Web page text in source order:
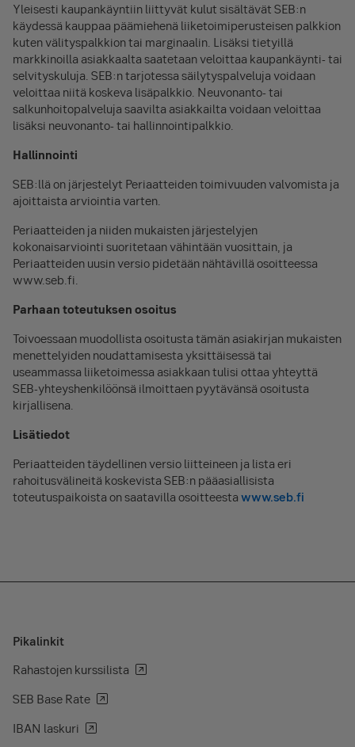
Yleisesti kaupankäyntiin liittyvät kulut sisältävät SEB:n
käydessä kauppaa päämiehenä liiketoimiperusteisen palkkion
kuten välityspalkkion tai marginaalin. Lisäksi tietyillä
markkinoilla asiakkaalta saatetaan veloittaa kaupankäynti- tai
selvityskuluja. SEB:n tarjotessa säilytyspalveluja voidaan
veloittaa niitä koskeva lisäpalkkio. Neuvonanto- tai
salkunhoitopalveluja saavilta asiakkailta voidaan veloittaa
lisäksi neuvonanto- tai hallinnointipalkkio.
Hallinnointi
SEB:llä on järjestelyt Periaatteiden toimivuuden valvomista ja
ajoittaista arviointia varten.
Periaatteiden ja niiden mukaisten järjestelyjen
kokonaisarviointi suoritetaan vähintään vuosittain, ja
Periaatteiden uusin versio pidetään nähtävillä osoitteessa
www.seb.fi.
Parhaan toteutuksen osoitus
Toivoessaan muodollista osoitusta tämän asiakirjan mukaisten
menettelyiden noudattamisesta yksittäisessä tai
useammassa liiketoimessa asiakkaan tulisi ottaa yhteyttä
SEB-yhteyshenkilöönsä ilmoittaen pyytävänsä osoitusta
kirjallisena.
Lisätiedot
Periaatteiden täydellinen versio liitteineen ja lista eri
rahoitusvälineitä koskevista SEB:n pääasiallisista
toteutuspaikoista on saatavilla osoitteesta www.seb.fi
Pikalinkit
Rahastojen kurssilista
SEB Base Rate
IBAN laskuri